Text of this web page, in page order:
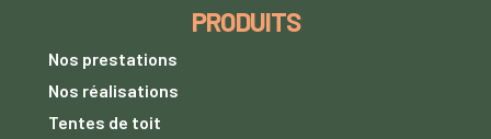
PRODUITS
Nos prestations
Nos réalisations
Tentes de toit